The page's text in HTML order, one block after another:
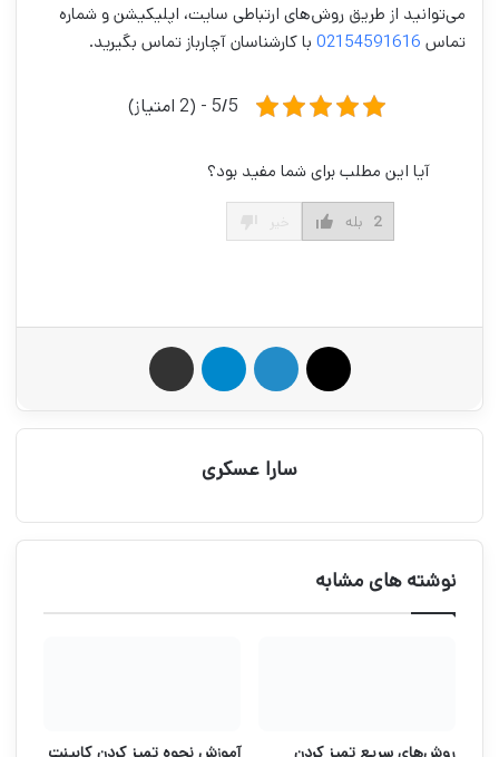
می‌توانید از طریق روش‌های ارتباطی سایت، اپلیکیشن و شماره
تماس 02154591616 با کارشناسان آچارباز تماس بگیرید.
5/5 - (2 امتیاز)
آیا این مطلب برای شما مفید بود؟
بله 2
لینکدین تلگرام
سارا عسکری
نوشته های مشابه
روش‌های سریع تمیز کردن آموزش نحوه تميز كردن کابینت